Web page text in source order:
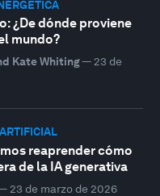
¿De dónde proviene
mundo?
Kate Whiting— 23 de
reaprender cómo
de la IA generativa
23 de marzo de 2026